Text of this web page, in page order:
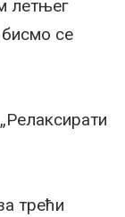
летњег
се
трећи